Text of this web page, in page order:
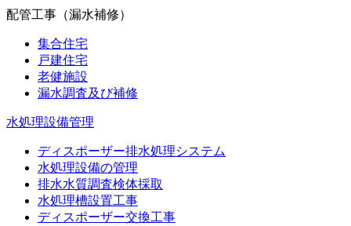
配管工事（漏水補修）
集合住宅
戸建住宅
老健施設
漏水調査及び補修
水処理設備管理
ディスポーザー排水処理システム
水処理設備の管理
排水水質調査検体採取
水処理槽設置工事
ディスポーザー交換工事